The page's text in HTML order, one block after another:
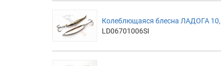
Колеблющаяся блесна ЛАДОГА
LD06701006SI